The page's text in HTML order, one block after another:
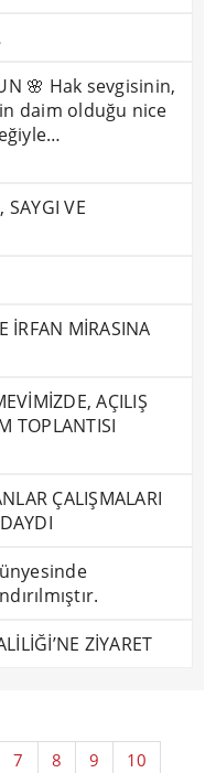
🌸 Hak sevgisinin,
daim olduğu nice
VE
İRFAN MİRASINA
AÇILIŞ
TOPLANTISI
ÇALIŞMALARI
ZİYARET
7 8 9 10